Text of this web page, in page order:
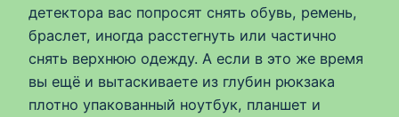
детектора вас попросят снять обувь, ремень,
браслет, иногда расстегнуть или частично
снять верхнюю одежду. А если в это же время
вы ещё и вытаскиваете из глубин рюкзака
плотно упакованный ноутбук, планшет и